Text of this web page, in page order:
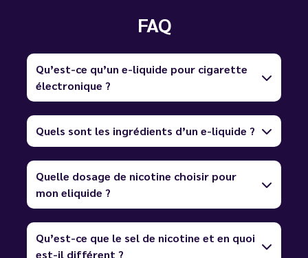
FAQ
Qu’est-ce qu’un e-liquide pour cigarette
électronique ?
Quels sont les ingrédients d’un e-liquide ?
Quelle dosage de nicotine choisir pour
mon eliquide ?
Qu’est-ce que le sel de nicotine et en quoi
est-il différent ?